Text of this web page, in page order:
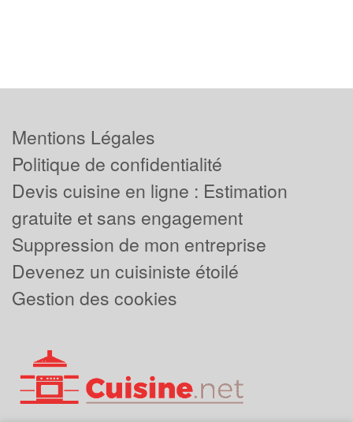
Mentions Légales
Politique de confidentialité
Devis cuisine en ligne : Estimation
gratuite et sans engagement
Suppression de mon entreprise
Devenez un cuisiniste étoilé
Gestion des cookies